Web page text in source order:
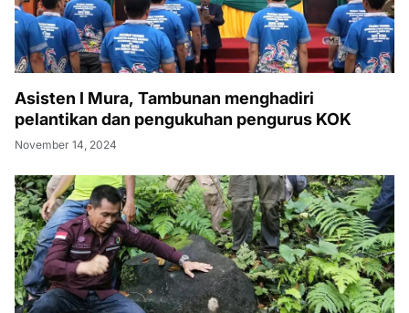
Asisten I Mura, Tambunan menghadiri
pelantikan dan pengukuhan pengurus KOK
November 14, 2024